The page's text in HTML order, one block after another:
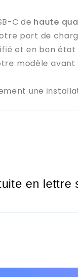
C de haute
port de
et en bon
modèle
une
en lettre